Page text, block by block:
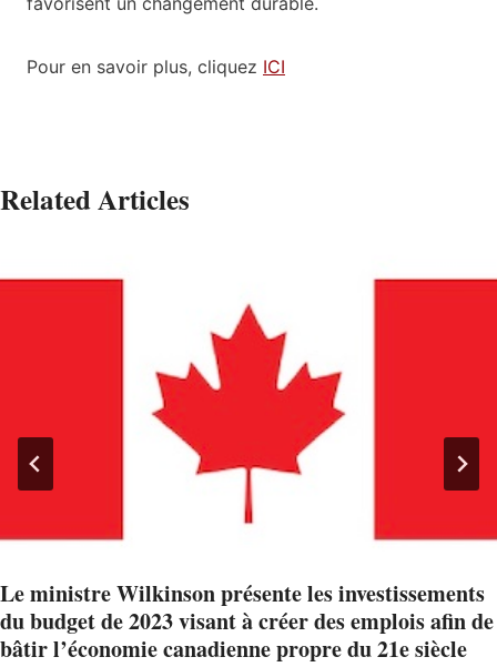
Pour en savoir plus, cliquez ICI
Related Articles
Le ministre Wilkinson présente les investissements
du budget de 2023 visant à créer des emplois afin de
bâtir l’économie canadienne propre du 21e siècle